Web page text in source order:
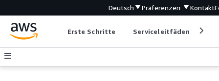
Deutsch Präferenzen Kontakt
Erste Schritte Serviceleitfäden